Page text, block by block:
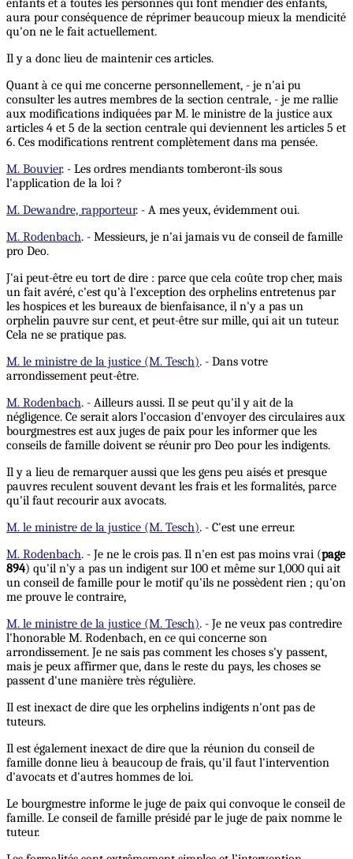
enfants et à toutes les personnes qui font mendier des enfants,
aura pour conséquence de réprimer beaucoup mieux la mendicité
qu'on ne le fait actuellement.
Il y a donc lieu de maintenir ces articles.
Quant à ce qui me concerne personnellement, - je n'ai pu
consulter les autres membres de la section centrale, - je me rallie
aux modifications indiquées par M. le ministre de la justice aux
articles 4 et 5 de la section centrale qui deviennent les articles 5 et
6. Ces modifications rentrent complètement dans ma pensée.
M. Bouvier. - Les ordres mendiants tomberont-ils sous
l'application de la loi ?
M. Dewandre, rapporteur. - A mes yeux, évidemment oui.
M. Rodenbach. - Messieurs, je n'ai jamais vu de conseil de famille
pro Deo.
J'ai peut-être eu tort de dire : parce que cela coûte trop cher, mais
un fait avéré, c'est qu'à l'exception des orphelins entretenus par
les hospices et les bureaux de bienfaisance, il n'y a pas un
orphelin pauvre sur cent, et peut-être sur mille, qui ait un tuteur.
Cela ne se pratique pas.
M. le ministre de la justice (M. Tesch). - Dans votre
arrondissement peut-être.
M. Rodenbach. - Ailleurs aussi. Il se peut qu'il y ait de la
négligence. Ce serait alors l'occasion d'envoyer des circulaires aux
bourgmestres est aux juges de paix pour les informer que les
conseils de famille doivent se réunir pro Deo pour les indigents.
Il y a lieu de remarquer aussi que les gens peu aisés et presque
pauvres reculent souvent devant les frais et les formalités, parce
qu'il faut recourir aux avocats.
M. le ministre de la justice (M. Tesch). - C'est une erreur.
M. Rodenbach. - Je ne le crois pas. Il n'en est pas moins vrai (page
894) qu'il n'y a pas un indigent sur 100 et même sur 1,000 qui ait
un conseil de famille pour le motif qu'ils ne possèdent rien ; qu'on
me prouve le contraire,
M. le ministre de la justice (M. Tesch). - Je ne veux pas contredire
l'honorable M. Rodenbach, en ce qui concerne son
arrondissement. Je ne sais pas comment les choses s'y passent,
mais je peux affirmer que, dans le reste du pays, les choses se
passent d'une manière très régulière.
Il est inexact de dire que les orphelins indigents n'ont pas de
tuteurs.
Il est également inexact de dire que la réunion du conseil de
famille donne lieu à beaucoup de frais, qu'il faut l'intervention
d'avocats et d'autres hommes de loi.
Le bourgmestre informe le juge de paix qui convoque le conseil de
famille. Le conseil de famille présidé par le juge de paix nomme le
tuteur.